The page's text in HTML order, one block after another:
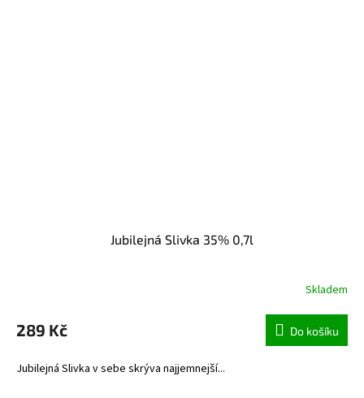
Jubilejná Slivka 35% 0,7l
Skladem
289 Kč Do košíku
Jubilejná Slivka v sebe skrýva najjemnejší...